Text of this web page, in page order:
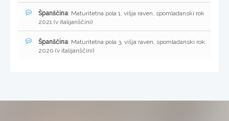
Španščina: Maturitetna pola 1, višja raven, spomladanski rok
2021 (v italijanščini)
Španščina: Maturitetna pola 3, višja raven, spomladanski rok
2020 (v italijanščini)